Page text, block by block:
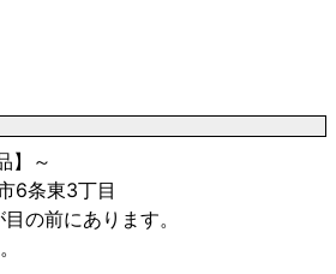
】～
6条東3丁目
の前にあります。